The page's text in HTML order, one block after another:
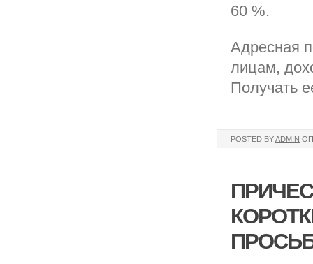
60 %.
Адресная
лицам,
Получать
POSTED BYADMIN